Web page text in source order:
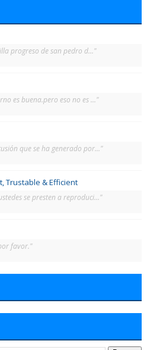
progreso de san pedro d..."
es buena.pero eso no es ..."
que se ha generado por..."
Trustable & Efficient
se presten a reproduci..."
favor."